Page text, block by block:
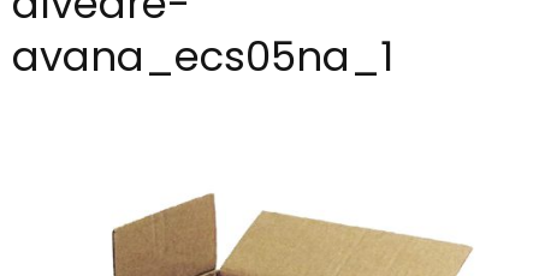
avana_ecs05na_1